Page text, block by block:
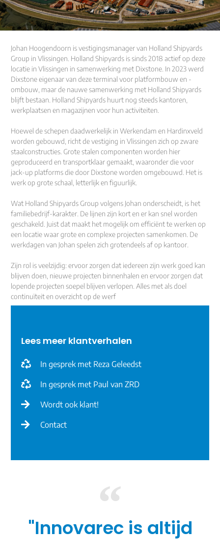
Johan Hoogendoorn is vestigingsmanager van Holland Shipyards
Group in Vlissingen. Holland Shipyards is sinds 2018 actief op deze
locatie in Vlissingen in samenwerking met Dixstone. In 2023 werd
Dixstone eigenaar van deze terminal voor platformbouw en -
ombouw, maar de nauwe samenwerking met Holland Shipyards
blijft bestaan. Holland Shipyards huurt nog steeds kantoren,
werkplaatsen en magazijnen voor hun activiteiten.
Hoewel de schepen daadwerkelijk in Werkendam en Hardinxveld
worden gebouwd, richt de vestiging in Vlissingen zich op zware
staalconstructies. Grote stalen componenten worden hier
geproduceerd en transportklaar gemaakt, waaronder die voor
jack-up platforms die door Dixstone worden omgebouwd. Het is
werk op grote schaal, letterlijk en figuurlijk.
Wat Holland Shipyards Group volgens Johan onderscheidt, is het
familiebedrijf-karakter. De lijnen zijn kort en er kan snel worden
geschakeld. Juist dat maakt het mogelijk om efficiënt te werken op
een locatie waar grote en complexe projecten samenkomen. De
werkdagen van Johan spelen zich grotendeels af op kantoor.
Zijn rol is veelzijdig: ervoor zorgen dat iedereen zijn werk goed kan
blijven doen, nieuwe projecten binnenhalen en ervoor zorgen dat
lopende projecten soepel blijven verlopen. Alles met als doel
continuïteit en overzicht op de werf
Lees meer klantverhalen
In gesprek met Reza Geleedst
In gesprek met Paul van ZRD
Wordt ook klant!
Contact
"Innovarec is altijd